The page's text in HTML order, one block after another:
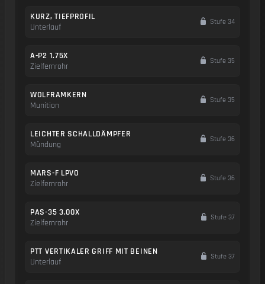
KURZ, TIEFPROFIL
Unterlauf
Stufe 34
A-P2 1.75X
Zielfernrohr
Stufe 35
WOLFRAMKERN
Munition
Stufe 35
LEICHTER SCHALLDÄMPFER
Mündung
Stufe 36
MARS-F LPVO
Zielfernrohr
Stufe 36
PAS-35 3.00X
Zielfernrohr
Stufe 37
PTT VERTIKALER GRIFF MIT BEINEN
Unterlauf
Stufe 37